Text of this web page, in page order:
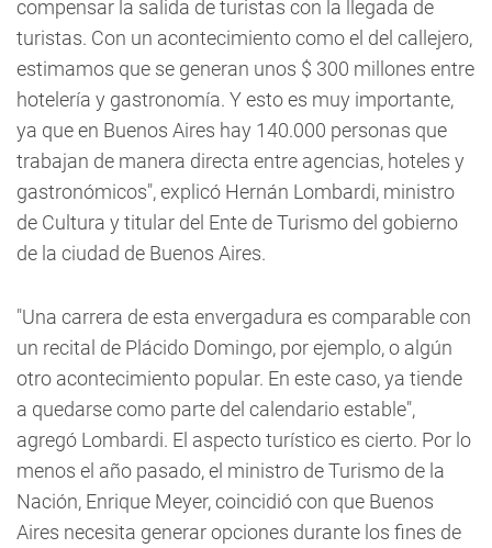
compensar la salida de turistas con la llegada de
turistas. Con un acontecimiento como el del callejero,
estimamos que se generan unos $ 300 millones entre
hotelería y gastronomía. Y esto es muy importante,
ya que en Buenos Aires hay 140.000 personas que
trabajan de manera directa entre agencias, hoteles y
gastronómicos", explicó Hernán Lombardi, ministro
de Cultura y titular del Ente de Turismo del gobierno
de la ciudad de Buenos Aires.
"Una carrera de esta envergadura es comparable con
un recital de Plácido Domingo, por ejemplo, o algún
otro acontecimiento popular. En este caso, ya tiende
a quedarse como parte del calendario estable",
agregó Lombardi. El aspecto turístico es cierto. Por lo
menos el año pasado, el ministro de Turismo de la
Nación, Enrique Meyer, coincidió con que Buenos
Aires necesita generar opciones durante los fines de